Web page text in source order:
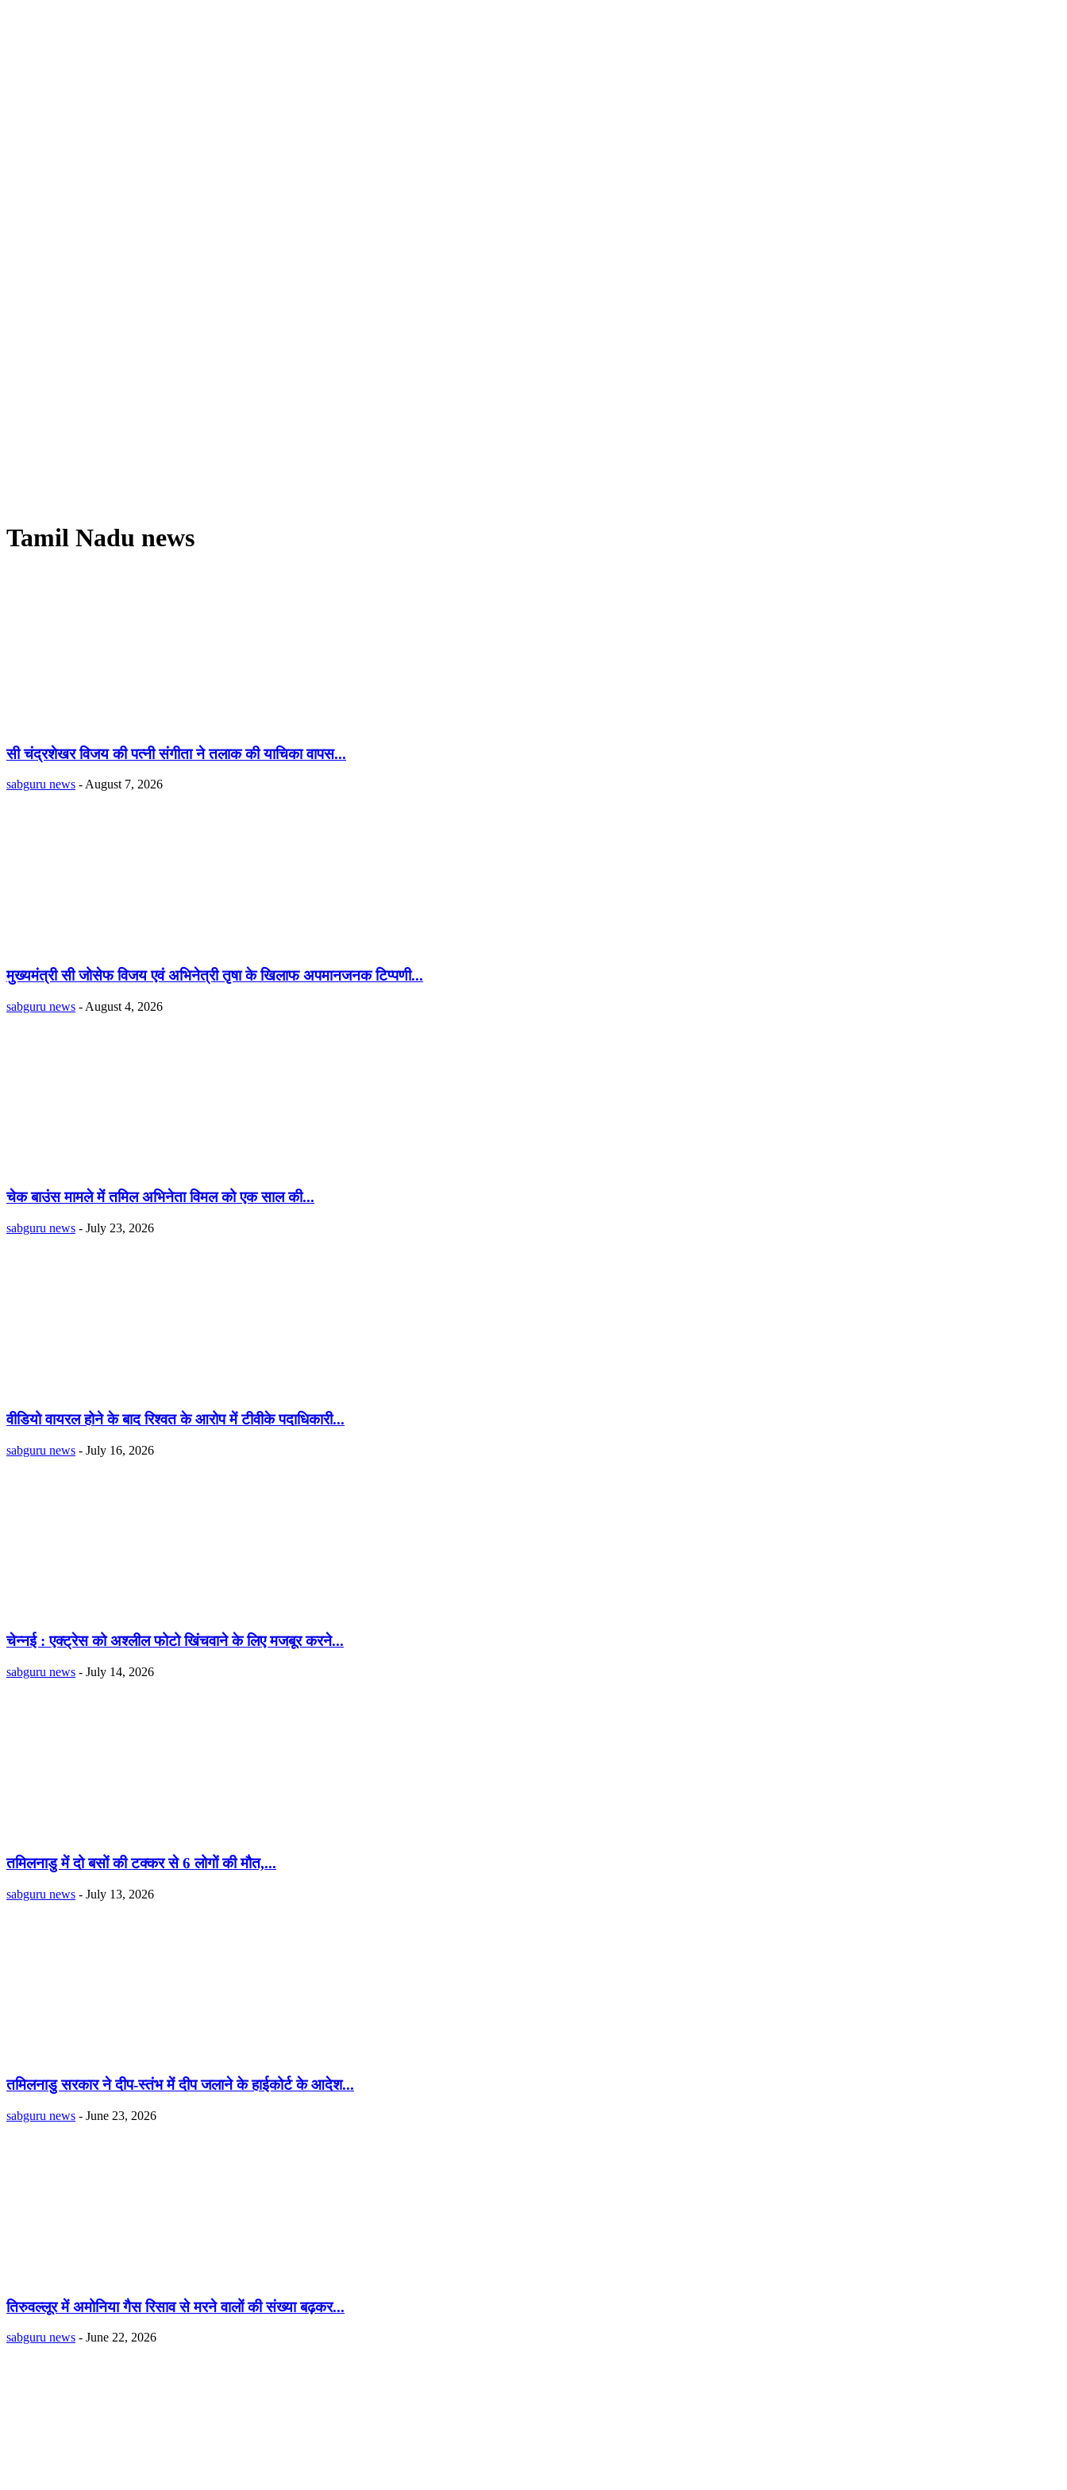
Tamil Nadu news
सी चंद्रशेखर विजय की पत्नी संगीता ने तलाक की याचिका वापस...
sabguru news - August 7, 2026
मुख्यमंत्री सी जोसेफ विजय एवं अभिनेत्री तृषा के खिलाफ अपमानजनक टिप्पणी...
sabguru news - August 4, 2026
चेक बाउंस मामले में तमिल अभिनेता विमल को एक साल की...
sabguru news - July 23, 2026
वीडियो वायरल होने के बाद रिश्वत के आरोप में टीवीके पदाधिकारी...
sabguru news - July 16, 2026
चेन्नई : एक्ट्रेस को अश्लील फोटो खिंचवाने के लिए मजबूर करने...
sabguru news - July 14, 2026
तमिलनाडु में दो बसों की टक्कर से 6 लोगों की मौत,...
sabguru news - July 13, 2026
तमिलनाडु सरकार ने दीप-स्तंभ में दीप जलाने के हाईकोर्ट के आदेश...
sabguru news - June 23, 2026
तिरुवल्लूर में अमोनिया गैस रिसाव से मरने वालों की संख्या बढ़कर...
sabguru news - June 22, 2026